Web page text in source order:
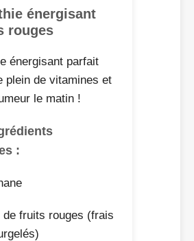
énergisant
rouges
énergisant parfait
plein de vitamines et
le matin !
:
de fruits rouges (frais